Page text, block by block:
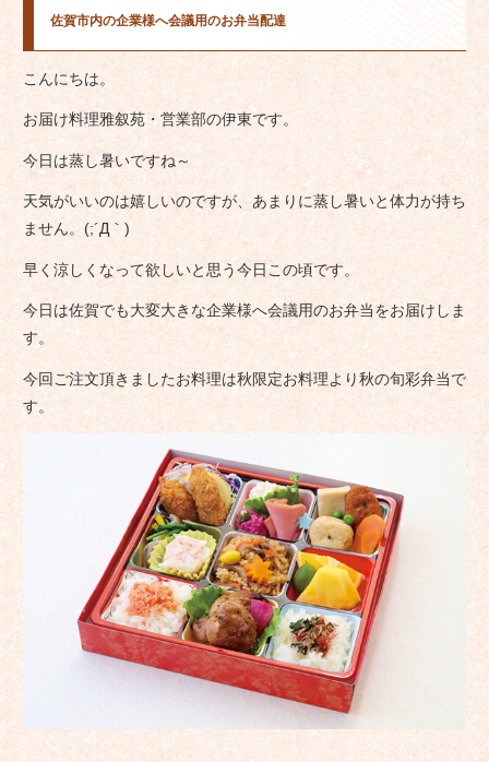
佐賀市内の企業様へ会議用のお弁当配達
こんにちは。
お届け料理雅叙苑・営業部の伊東です。
今日は蒸し暑いですね～
天気がいいのは嬉しいのですが、あまりに蒸し暑いと体力が持ち
ません。(;´Д｀)
早く涼しくなって欲しいと思う今日この頃です。
今日は佐賀でも大変大きな企業様へ会議用のお弁当をお届けしま
す。
今回ご注文頂きましたお料理は秋限定お料理より秋の旬彩弁当で
す。